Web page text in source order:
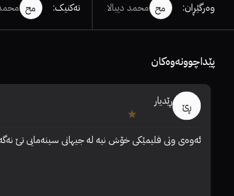
وەرگێڕان: مح محمد دیبالا تەکنیک: مح محمد
پێداچوونەوەکان
ڕێ ڕێدیار
ئەوەی وتی فلیمێکی خۆش نیە لە جیهانی سینەمایی تێ